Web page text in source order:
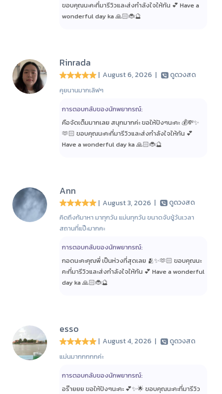
ขอบคุณนะคะที่มารีวิวและส่งกำลังใจให้กัน 💕 Have a
wonderful day ka 🙏🏻🐞🔮
Rinrada
| August 6, 2026 | ดูดวงสด
คุยนานมากเลิฟๆ
การตอบกลับของนักพยากรณ์:
คือจัดเต็มมากเลย สนุกมากค่ะ ขอให้ปังๆนะคะ 💰💸✨
🫶🏻 ขอบคุณนะคะที่มารีวิวและส่งกำลังใจให้กัน 💕
Have a wonderful day ka 🙏🏻🐞🔮
Ann
| August 3, 2026 | ดูดวงสด
คิดถึงก้มาหา มาทุกวัน แม่นทุกวัน ขนาดจับชู้วันเวลา
สถานที่แป๊ะมากคะ
การตอบกลับของนักพยากรณ์:
กอดนะคะคุณพี่ เป็นห่วงที่สุดเลย 🫂✨🫶🏻 ขอบคุณนะ
คะที่มารีวิวและส่งกำลังใจให้กัน 💕 Have a wonderful
day ka 🙏🏻🐞🔮
esso
| August 4, 2026 | ดูดวงสด
แม่นมากกกกกค่ะ
การตอบกลับของนักพยากรณ์:
อร๊ายยย ขอให้ปังๆนะคะ 💕✨🌟 ขอบคุณนะคะที่มารีวิว